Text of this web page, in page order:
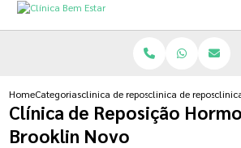
HomeCategoriasclinica de reposicao hormonal
clinica de reposicao
Clínica de Reposição
Brooklin Novo